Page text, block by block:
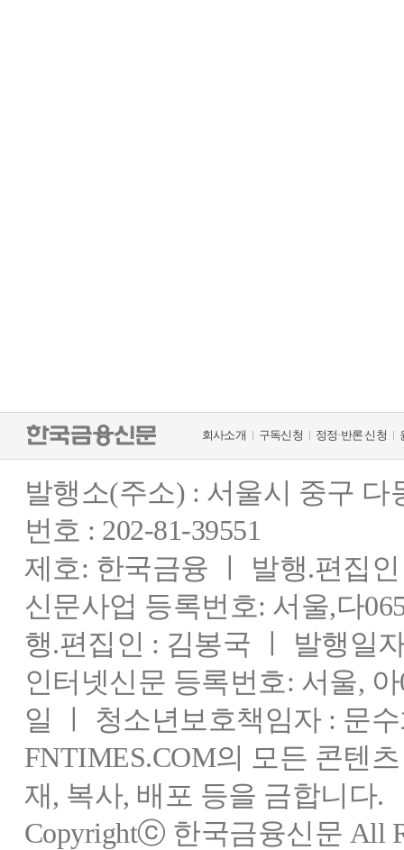
회사소개 구독신청 정정·반론 신청
발행소(주소) : 서울시 중구
번호 : 202-81-39551
제호: 한국금융 ㅣ 발행.편집
신문사업 등록번호: 서울,다
행.편집인 : 김봉국 ㅣ 발행일
인터넷신문 등록번호: 서울,
일 ㅣ 청소년보호책임자 : 문
FNTIMES.COM의 모든 콘텐
재, 복사, 배포 등을 금합니다.
Copyrightⓒ 한국금융신문 All